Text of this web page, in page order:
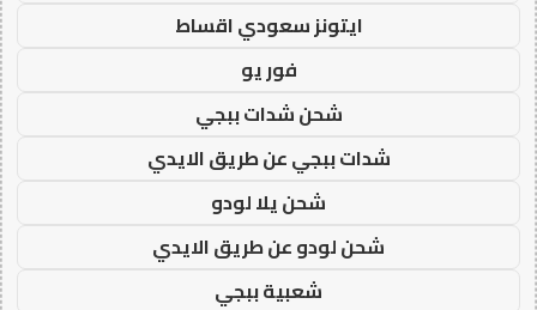
ايتونز سعودي اقساط
فور يو
شحن شدات ببجي
شدات ببجي عن طريق الايدي
شحن يلا لودو
شحن لودو عن طريق الايدي
شعبية ببجي